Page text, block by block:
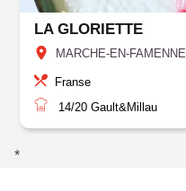
LA GLORIETTE
MARCHE-EN-FAMENNE
Franse
14/20 Gault&Millau
*